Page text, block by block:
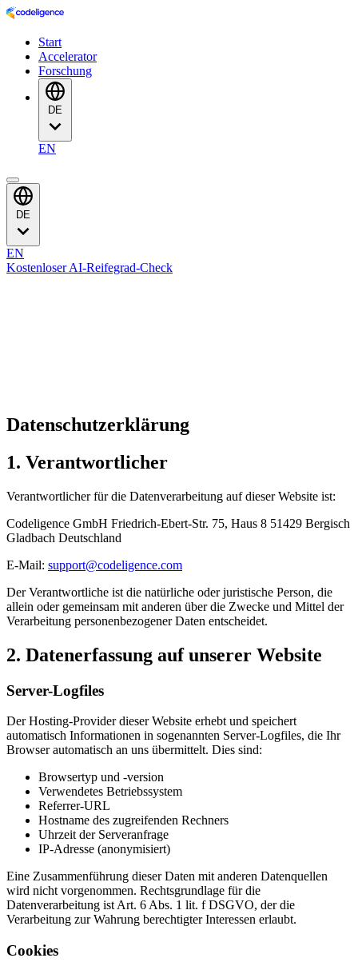
Start
Accelerator
Forschung
DE
EN
DE
EN
Kostenloser AI-Reifegrad-Check
Datenschutzerklärung
1. Verantwortlicher
Verantwortlicher für die Datenverarbeitung auf dieser Website ist:
Codeligence GmbH Friedrich-Ebert-Str. 75, Haus 8 51429 Bergisch
Gladbach Deutschland
E-Mail: support@codeligence.com
Der Verantwortliche ist die natürliche oder juristische Person, die
allein oder gemeinsam mit anderen über die Zwecke und Mittel der
Verarbeitung personenbezogener Daten entscheidet.
2. Datenerfassung auf unserer Website
Server-Logfiles
Der Hosting-Provider dieser Website erhebt und speichert
automatisch Informationen in sogenannten Server-Logfiles, die Ihr
Browser automatisch an uns übermittelt. Dies sind:
Browsertyp und -version
Verwendetes Betriebssystem
Referrer-URL
Hostname des zugreifenden Rechners
Uhrzeit der Serveranfrage
IP-Adresse (anonymisiert)
Eine Zusammenführung dieser Daten mit anderen Datenquellen
wird nicht vorgenommen. Rechtsgrundlage für die
Datenverarbeitung ist Art. 6 Abs. 1 lit. f DSGVO, der die
Verarbeitung zur Wahrung berechtigter Interessen erlaubt.
Cookies